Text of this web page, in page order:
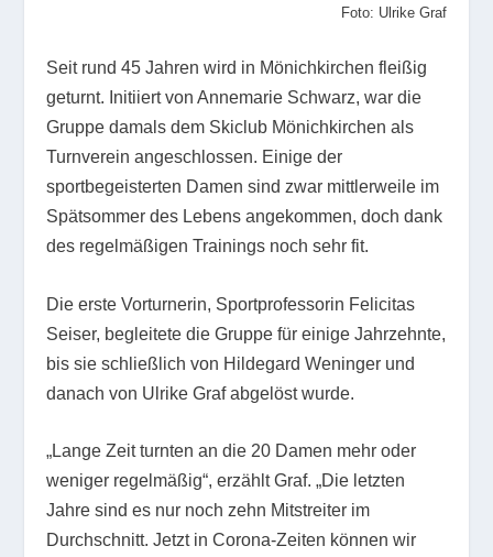
Foto: Ulrike Graf
Seit rund 45 Jahren wird in Mönichkirchen fleißig
geturnt. Initiiert von Annemarie Schwarz, war die
Gruppe damals dem Skiclub Mönichkirchen als
Turnverein angeschlossen. Einige der
sportbegeisterten Damen sind zwar mittlerweile im
Spätsommer des Lebens angekommen, doch dank
des regelmäßigen Trainings noch sehr fit.
Die erste Vorturnerin, Sportprofessorin Felicitas
Seiser, begleitete die Gruppe für einige Jahrzehnte,
bis sie schließlich von Hildegard Weninger und
danach von Ulrike Graf abgelöst wurde.
„Lange Zeit turnten an die 20 Damen mehr oder
weniger regelmäßig“, erzählt Graf. „Die letzten
Jahre sind es nur noch zehn Mitstreiter im
Durchschnitt. Jetzt in Corona-Zeiten können wir